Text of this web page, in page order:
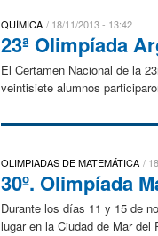
QUÍMICA 18/11/2013 - 13:42
23ª Olimpíada
El Certamen Nacional de la
veintisiete alumnos
OLIMPIADAS DE MATEMÁTICA
30º. Olimpíada
Durante los días 11 y 15 de
lugar en la Ciudad de Mar